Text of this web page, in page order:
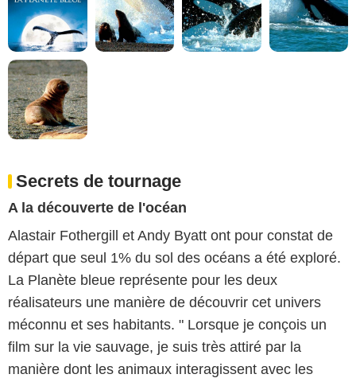
Secrets de tournage
A la découverte de l'océan
Alastair Fothergill et Andy Byatt ont pour constat de
départ que seul 1% du sol des océans a été exploré.
La Planète bleue représente pour les deux
réalisateurs une manière de découvrir cet univers
méconnu et ses habitants. " Lorsque je conçois un
film sur la vie sauvage, je suis très attiré par la
manière dont les animaux interagissent avec les